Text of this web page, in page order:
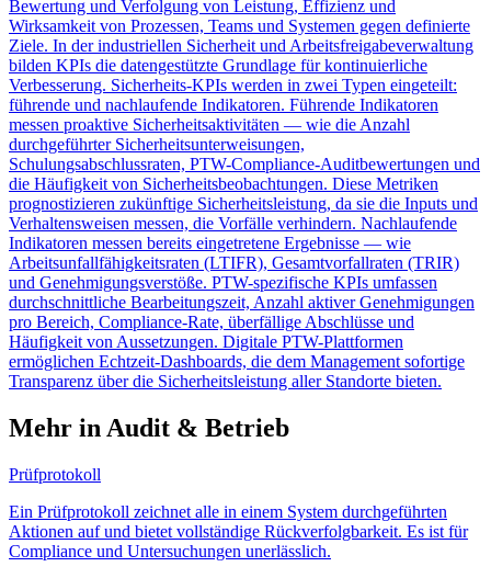
Bewertung und Verfolgung von Leistung, Effizienz und
Wirksamkeit von Prozessen, Teams und Systemen gegen definierte
Ziele. In der industriellen Sicherheit und Arbeitsfreigabeverwaltung
bilden KPIs die datengestützte Grundlage für kontinuierliche
Verbesserung. Sicherheits-KPIs werden in zwei Typen eingeteilt:
führende und nachlaufende Indikatoren. Führende Indikatoren
messen proaktive Sicherheitsaktivitäten — wie die Anzahl
durchgeführter Sicherheitsunterweisungen,
Schulungsabschlussraten, PTW-Compliance-Auditbewertungen und
die Häufigkeit von Sicherheitsbeobachtungen. Diese Metriken
prognostizieren zukünftige Sicherheitsleistung, da sie die Inputs und
Verhaltensweisen messen, die Vorfälle verhindern. Nachlaufende
Indikatoren messen bereits eingetretene Ergebnisse — wie
Arbeitsunfallfähigkeitsraten (LTIFR), Gesamtvorfallraten (TRIR)
und Genehmigungsverstöße. PTW-spezifische KPIs umfassen
durchschnittliche Bearbeitungszeit, Anzahl aktiver Genehmigungen
pro Bereich, Compliance-Rate, überfällige Abschlüsse und
Häufigkeit von Aussetzungen. Digitale PTW-Plattformen
ermöglichen Echtzeit-Dashboards, die dem Management sofortige
Transparenz über die Sicherheitsleistung aller Standorte bieten.
Mehr in Audit & Betrieb
Prüfprotokoll
Ein Prüfprotokoll zeichnet alle in einem System durchgeführten
Aktionen auf und bietet vollständige Rückverfolgbarkeit. Es ist für
Compliance und Untersuchungen unerlässlich.